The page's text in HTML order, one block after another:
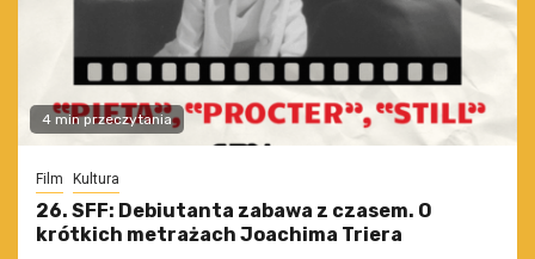
4 min przeczytania
Film Kultura
26. SFF: Debiutanta zabawa z czasem. O
krótkich metrażach Joachima Triera